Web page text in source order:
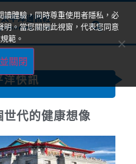
洋快訊
代的健康想像
體驗，同時尊重使用者隱私，必
。當您關閉此視窗，代表您同意
範。
關閉